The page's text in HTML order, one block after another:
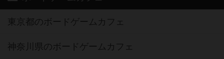
東京都のボードゲームカフェ
神奈川県のボードゲームカフェ